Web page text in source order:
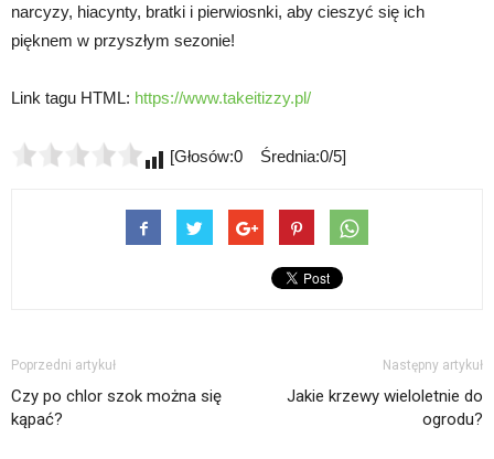
narcyzy, hiacynty, bratki i pierwiosnki, aby cieszyć się ich
pięknem w przyszłym sezonie!
Link tagu HTML: https://www.takeitizzy.pl/
[Głosów:0 Średnia:0/5]
Poprzedni artykuł
Czy po chlor szok można się
kąpać?
Następny artykuł
Jakie krzewy wieloletnie do
ogrodu?